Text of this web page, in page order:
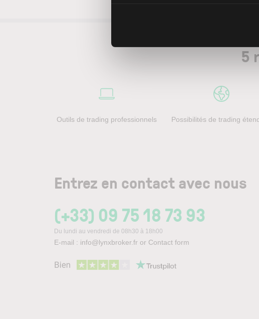
5
Outils de trading professionnels Possibilités de trading
Entrez en contact avec nous
(+33) 09 75 18 73 93
Du lundi au vendredi de 08h30 à 18h00
E-mail : info@lynxbroker.fr or Contact form